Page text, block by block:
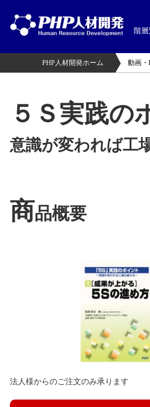
階
PHP人材開発ホーム 動画
５Ｓ実践の
意識が変われば工
商品概要
法人様からのご注文のみ承ります